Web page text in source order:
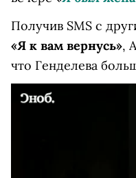
Получив SMS с
«Я к вам вернусь»,
что Генделева